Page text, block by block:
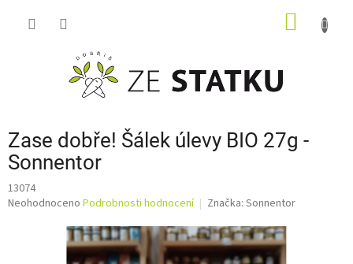
Zase dobře! Šálek úlevy BIO 27g -
Sonnentor
13074
Průměrné
Neohodnoceno Podrobnosti hodnocení Značka: Sonnentor